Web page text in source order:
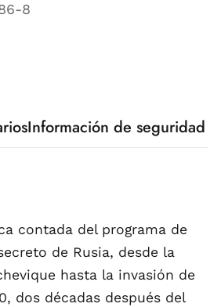
8
Información de seguridad
contada del programa de
de Rusia, desde la
hasta la invasión de
dos décadas después del